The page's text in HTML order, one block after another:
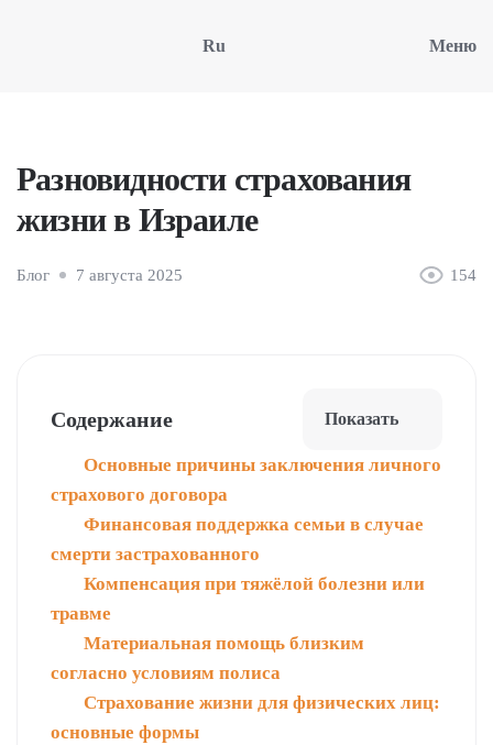
Ru Меню
Разновидности страхования
жизни в Израиле
Блог 7 августа 2025 154
Содержание Показать
Основные причины заключения личного
страхового договора
Финансовая поддержка семьи в случае
смерти застрахованного
Компенсация при тяжёлой болезни или
травме
Материальная помощь близким
согласно условиям полиса
Страхование жизни для физических лиц:
основные формы